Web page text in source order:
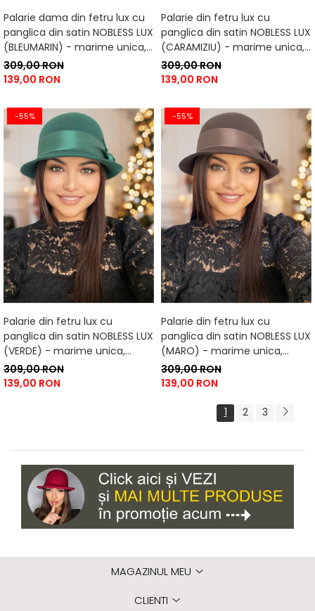
Palarie dama din fetru lux cu
panglica din satin NOBLESS LUX
(BLEUMARIN) - marime unica,
reglabila
309,00 RON
139,00 RON
Palarie din fetru lux cu
panglica din satin NOBLESS LUX
(CARAMIZIU) - marime unica,
reglabila
309,00 RON
139,00 RON
-55%
Palarie din fetru lux cu
panglica din satin NOBLESS LUX
(VERDE) - marime unica,
reglabila
309,00 RON
139,00 RON
-55%
Palarie din fetru lux cu
panglica din satin NOBLESS LUX
(MARO) - marime unica,
reglabila
309,00 RON
139,00 RON
1 2 3
MAGAZINUL MEU
CLIENTI